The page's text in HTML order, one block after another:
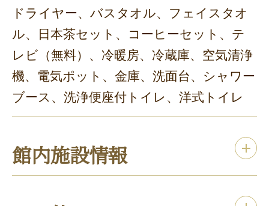
ドライヤー、バスタオル、フェイスタオ
ル、日本茶セット、コーヒーセット、テ
レビ（無料）、冷暖房、冷蔵庫、空気清浄
機、電気ポット、金庫、洗面台、シャワー
ブース、洗浄便座付トイレ、洋式トイレ
館内施設情報